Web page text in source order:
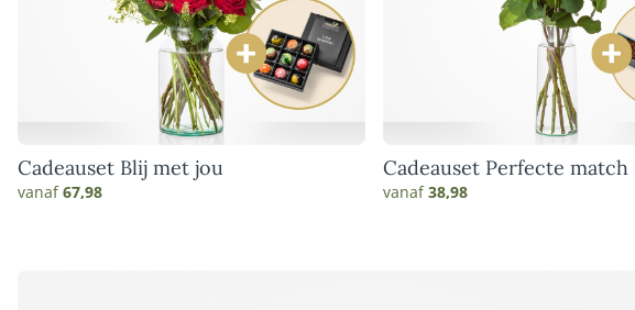
ROZEN
LUXE-
ROMARE'S
Cadeauset Blij met jou
vanaf67,98
Cadeauset Perfecte match
vanaf38,98